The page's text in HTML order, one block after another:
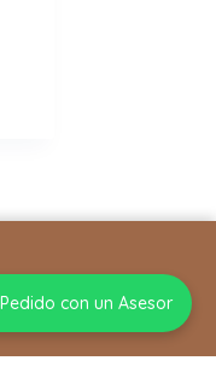
Pedido con un Asesor